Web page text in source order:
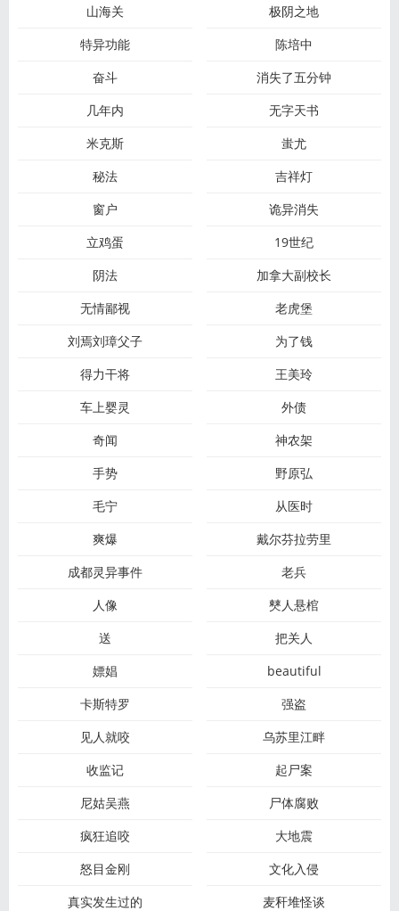
山海关
极阴之地
特异功能
陈培中
奋斗
消失了五分钟
几年内
无字天书
米克斯
蚩尤
秘法
吉祥灯
窗户
诡异消失
立鸡蛋
19世纪
阴法
加拿大副校长
无情鄙视
老虎堡
刘焉刘璋父子
为了钱
得力干将
王美玲
车上婴灵
外债
奇闻
神农架
手势
野原弘
毛宁
从医时
爽爆
戴尔芬拉劳里
成都灵异事件
老兵
人像
僰人悬棺
送
把关人
嫖娼
beautiful
卡斯特罗
强盗
见人就咬
乌苏里江畔
收监记
起尸案
尼姑吴燕
尸体腐败
疯狂追咬
大地震
怒目金刚
文化入侵
真实发生过的
麦秆堆怪谈